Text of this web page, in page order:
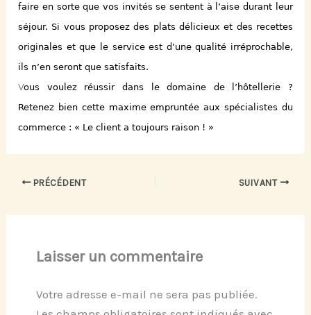
faire en sorte que vos invités se sentent à l’aise durant leur
séjour. Si vous proposez des plats délicieux et des recettes
originales et que le service est d’une qualité irréprochable,
ils n’en seront que satisfaits.
Vous voulez réussir dans le domaine de l’hôtellerie ?
Retenez bien cette maxime empruntée aux spécialistes du
commerce : « Le client a toujours raison ! »
PRÉCÉDENT SUIVANT
Laisser un commentaire
Votre adresse e-mail ne sera pas publiée.